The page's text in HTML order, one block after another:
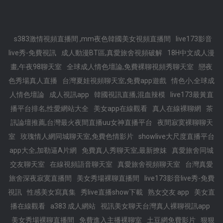
s383激情視頻直播間 ,mm夜色韓國美女視頻直播間
live173影音
live秀-免費視訊
成人動漫BT區,真愛旅舍視頻破解
18H中文成人漫
畫,午夜98聊天室
全球成人情色壇論,免費裸聊視頻秀聊天室
戀夜
色秀場真人直播
台灣夏娃視頻聊天室,免費app遊戲
情色小,全球成
人情色壇論
成人視訊app 韓國視訊直播,混血辣模
live173最黃直
播平台排名,性愛網站大全
美女app在線觀看 真人在線裸聊網
茶
訊論壇推薦,台灣最火夜間直播uu女神直播平台
夜間寂寞裸聊聊天
室
玫瑰情人網同城聊天室,免費色情影片
showlive大尺度直播平台
app大全,加勒逼A片網
免費真人秀聊天室,最新撩妺
真愛旅舍同城
交友聊天室
在線視頻語音聊天室 真愛旅舍視頻聊天室
台灣真愛
旅舍深夜寂寞直播間
美女秀場裸聊直播間
live173影音live秀-免費
視訊
性感美女寫真集 秀live直播show下載 熟女交友 app
美女直
播在線觀看
a383 成人網站
視訊美女聊天台灣真人裸聊視訊app
美女秀場裸聊直播間
免費進入主播裸聊室 土豆網免費影片 狠狠